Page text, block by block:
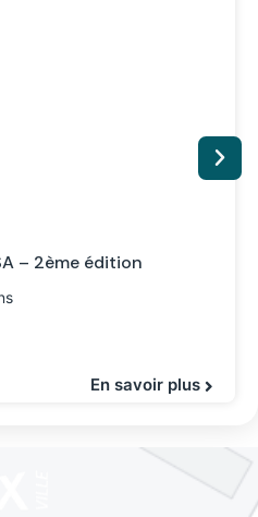
– 2ème édition
En savoir plus